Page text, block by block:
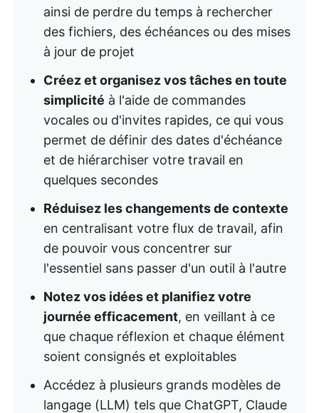
ainsi de perdre du temps à rechercher
des fichiers, des échéances ou des mises
à jour de projet
Créez et organisez vos tâches en toute
simplicité à l'aide de commandes
vocales ou d'invites rapides, ce qui vous
permet de définir des dates d'échéance
et de hiérarchiser votre travail en
quelques secondes
Réduisez les changements de contexte
en centralisant votre flux de travail, afin
de pouvoir vous concentrer sur
l'essentiel sans passer d'un outil à l'autre
Notez vos idées et planifiez votre
journée efficacement, en veillant à ce
que chaque réflexion et chaque élément
soient consignés et exploitables
Accédez à plusieurs grands modèles de
langage (LLM) tels que ChatGPT, Claude